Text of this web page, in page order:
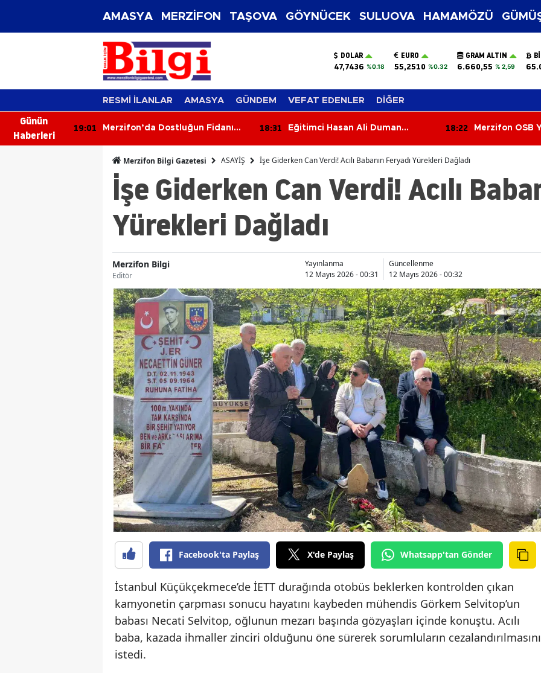
AMASYA MERZİFON TAŞOVA GÖYNÜCEK SULUOVA HAMAMÖZÜ
DOLAR
47,7436 %0.18
EURO
55,2510 %0.32
GRAM ALTIN
6.660,55 % 2,59
RESMİ İLANLAR AMASYA GÜNDEM VEFAT EDENLER DİĞER
Günün
Haberleri
19:01
Merzifon’da Dostluğun Fidanı
18:31
Eğitimci Hasan Ali Duman
18:22
Merzifon OSB
Merzifon Bilgi Gazetesi ASAYİŞ İşe Giderken Can Verdi! Acılı Babanın Feryadı Yürekleri Dağladı
İşe Giderken Can Verdi! Acılı
Yürekleri Dağladı
Merzifon Bilgi
Editör
Yayınlanma
12 Mayıs 2026 - 00:31
Güncellenme
12 Mayıs 2026 - 00:32
Facebook'ta Paylaş X'de Paylaş Whatsapp'tan Gönder
İstanbul Küçükçekmece’de İETT durağında otobüs beklerken kontrolden çıkan
kamyonetin çarpması sonucu hayatını kaybeden mühendis Görkem Selvitop’un
babası Necati Selvitop, oğlunun mezarı başında gözyaşları içinde konuştu. Acılı
baba, kazada ihmaller zinciri olduğunu öne sürerek sorumluların cezalandırılmasını
istedi.